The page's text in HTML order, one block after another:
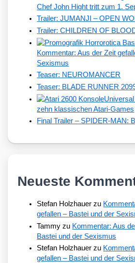
Chef John Hight tritt zum 1.
Trailer: JUMANJI – OPEN
Trailer: CHILDREN OF
Kommentar: Aus der Zeit
Sexismus
Teaser: NEUROMANCER
Teaser: BLADE RUNNER
zehn klassischen Atari-Games
Final Trailer – SPIDER-MAN:
Neueste
Stefan Holzhauer zu
gefallen – Bastei und der
Tammy zu Kommentar: Aus
Bastei und der Sexismus
Stefan Holzhauer zu
gefallen – Bastei und der